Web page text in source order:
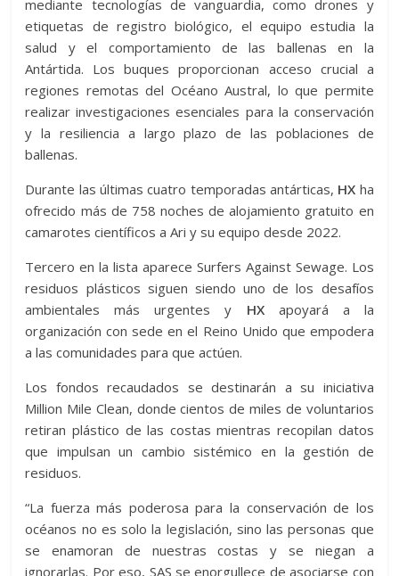
mediante tecnologías de vanguardia, como drones y
etiquetas de registro biológico, el equipo estudia la
salud y el comportamiento de las ballenas en la
Antártida. Los buques proporcionan acceso crucial a
regiones remotas del Océano Austral, lo que permite
realizar investigaciones esenciales para la conservación
y la resiliencia a largo plazo de las poblaciones de
ballenas.
Durante las últimas cuatro temporadas antárticas, HX ha
ofrecido más de 758 noches de alojamiento gratuito en
camarotes científicos a Ari y su equipo desde 2022.
Tercero en la lista aparece Surfers Against Sewage. Los
residuos plásticos siguen siendo uno de los desafíos
ambientales más urgentes y HXapoyará a la
organización con sede en el Reino Unido que empodera
a las comunidades para que actúen.
Los fondos recaudados se destinarán a su iniciativa
Million Mile Clean, donde cientos de miles de voluntarios
retiran plástico de las costas mientras recopilan datos
que impulsan un cambio sistémico en la gestión de
residuos.
“La fuerza más poderosa para la conservación de los
océanos no es solo la legislación, sino las personas que
se enamoran de nuestras costas y se niegan a
ignorarlas. Por eso, SAS se enorgullece de asociarse con